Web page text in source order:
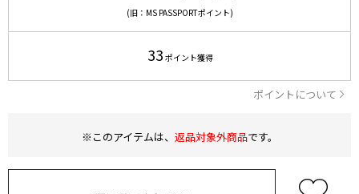
(旧：MS PASSPORTポイント)
33 ポイント獲得
ポイントについて
※このアイテムは、 返品対象外商品です。